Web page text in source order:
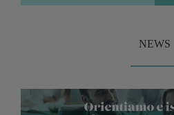
NEWS